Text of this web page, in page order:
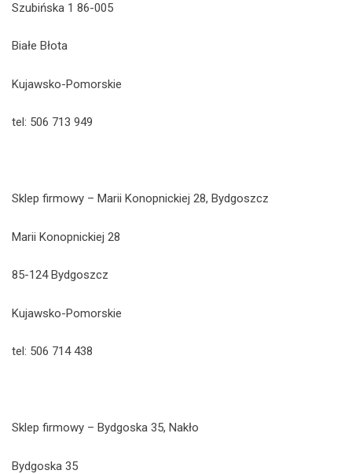
Szubińska 1 86-005
Białe Błota
Kujawsko-Pomorskie
tel: 506 713 949
Sklep firmowy – Marii Konopnickiej 28, Bydgoszcz
Marii Konopnickiej 28
85-124 Bydgoszcz
Kujawsko-Pomorskie
tel: 506 714 438
Sklep firmowy – Bydgoska 35, Nakło
Bydgoska 35